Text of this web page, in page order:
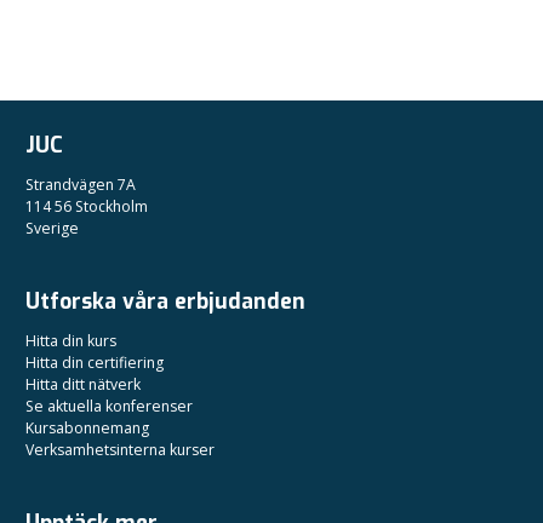
JUC
Strandvägen 7A
114 56 Stockholm
Sverige
Utforska våra erbjudanden
Hitta din kurs
Hitta din certifiering
Hitta ditt nätverk
Se aktuella konferenser
Kursabonnemang
Verksamhetsinterna kurser